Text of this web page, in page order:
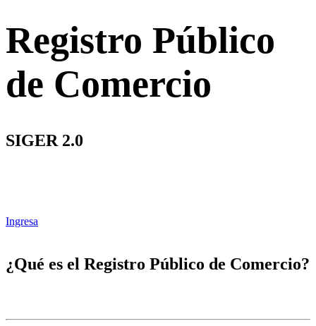
Registro Público
de Comercio
SIGER 2.0
Ingresa
¿Qué es el Registro Público de Comercio?